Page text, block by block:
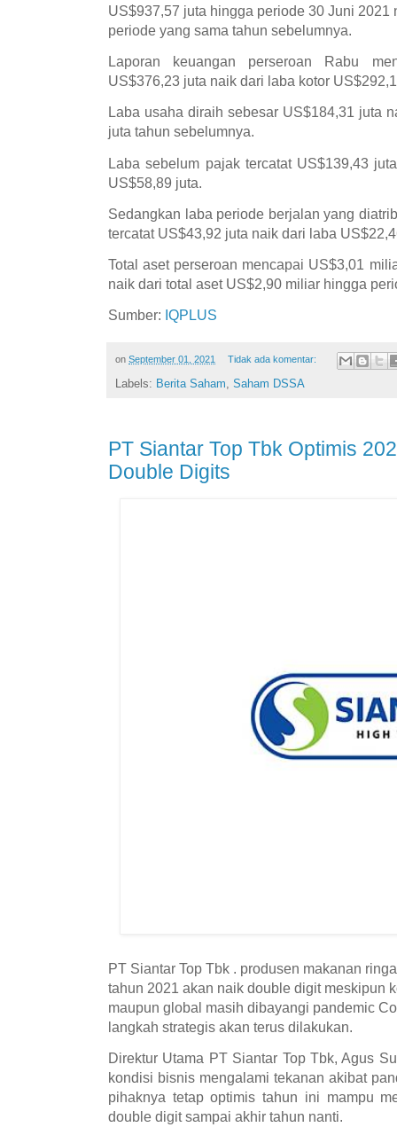
US$937,57 juta hingga periode 30 Juni 2021
periode yang sama tahun sebelumnya.
Laporan keuangan perseroan Rabu
US$376,23 juta naik dari laba kotor
Laba usaha diraih sebesar US$184,31 juta
juta tahun sebelumnya.
Laba sebelum pajak tercatat US$139,43
US$58,89 juta.
Sedangkan laba periode berjalan yang
tercatat US$43,92 juta naik dari laba
Total aset perseroan mencapai US$3,01
naik dari total aset US$2,90 miliar hingga
Sumber: IQPLUS
on September 01, 2021 Tidak ada komentar:
Labels: Berita Saham Saham DSSA
PT Siantar Top Tbk Optimis
Double Digits
PT Siantar Top Tbk . produsen makanan
tahun 2021 akan naik double digit meskipun
maupun global masih dibayangi pandemic
langkah strategis akan terus dilakukan.
Direktur Utama PT Siantar Top Tbk, Agus
kondisi bisnis mengalami tekanan akibat
pihaknya tetap optimis tahun ini mampu
double digit sampai akhir tahun nanti.